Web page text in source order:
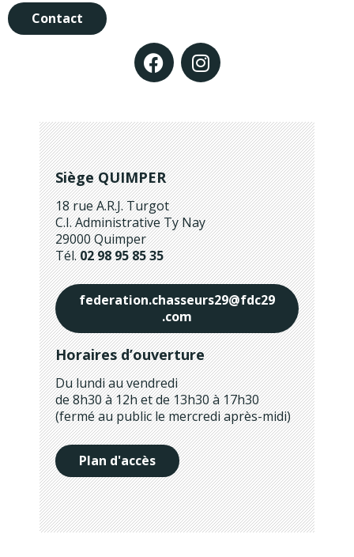
Contact
Siège QUIMPER
18 rue A.R.J. Turgot
C.I. Administrative Ty Nay
29000 Quimper
Tél.02 98 95 85 35
federation.chasseurs29@fdc29
.com
Horaires d’ouverture
Du lundi au vendredi
de 8h30 à 12h et de 13h30 à 17h30
(fermé au public le mercredi après-midi)
Plan d'accès